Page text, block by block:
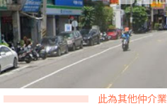
此為其他仲介